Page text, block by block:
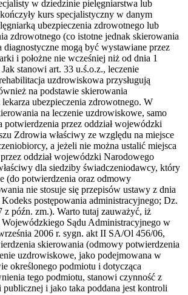
w dziedzinie pielęgniarstwa lub
kurs specjalistyczny w danym
ubezpieczenia zdrowotnego lub
zdrowotnego (co istotne jednak skierowania
diagnostyczne mogą być wystawiane przez
i położne nie wcześniej niż od dnia 1
stanowi art. 33 u.ś.o.z., leczenie
uzdrowiskowa przysługują
na podstawie skierowania
ubezpieczenia zdrowotnego. W
na leczenie uzdrowiskowe, samo
potwierdzenia przez oddział wojewódzki
Zdrowia właściwy ze względu na miejsce
a jeżeli nie można ustalić miejsca
oddział wojewódzki Narodowego
dla siedziby świadczeniodawcy, który
(do potwierdzenia oraz odmowy
nie stosuje się przepisów ustawy z dnia
postępowania administracyjnego; Dz.
z późn. zm.). Warto tutaj zauważyć, iż
Sądu Administracyjnego w
2006 r. sygn. akt II SA/Ol 456/06,
skierowania (odmowy potwierdzenia
uzdrowiskowe, jako podejmowana w
określonego podmiotu i dotycząca
tego podmiotu, stanowi czynność z
publicznej i jako taka poddana jest kontroli